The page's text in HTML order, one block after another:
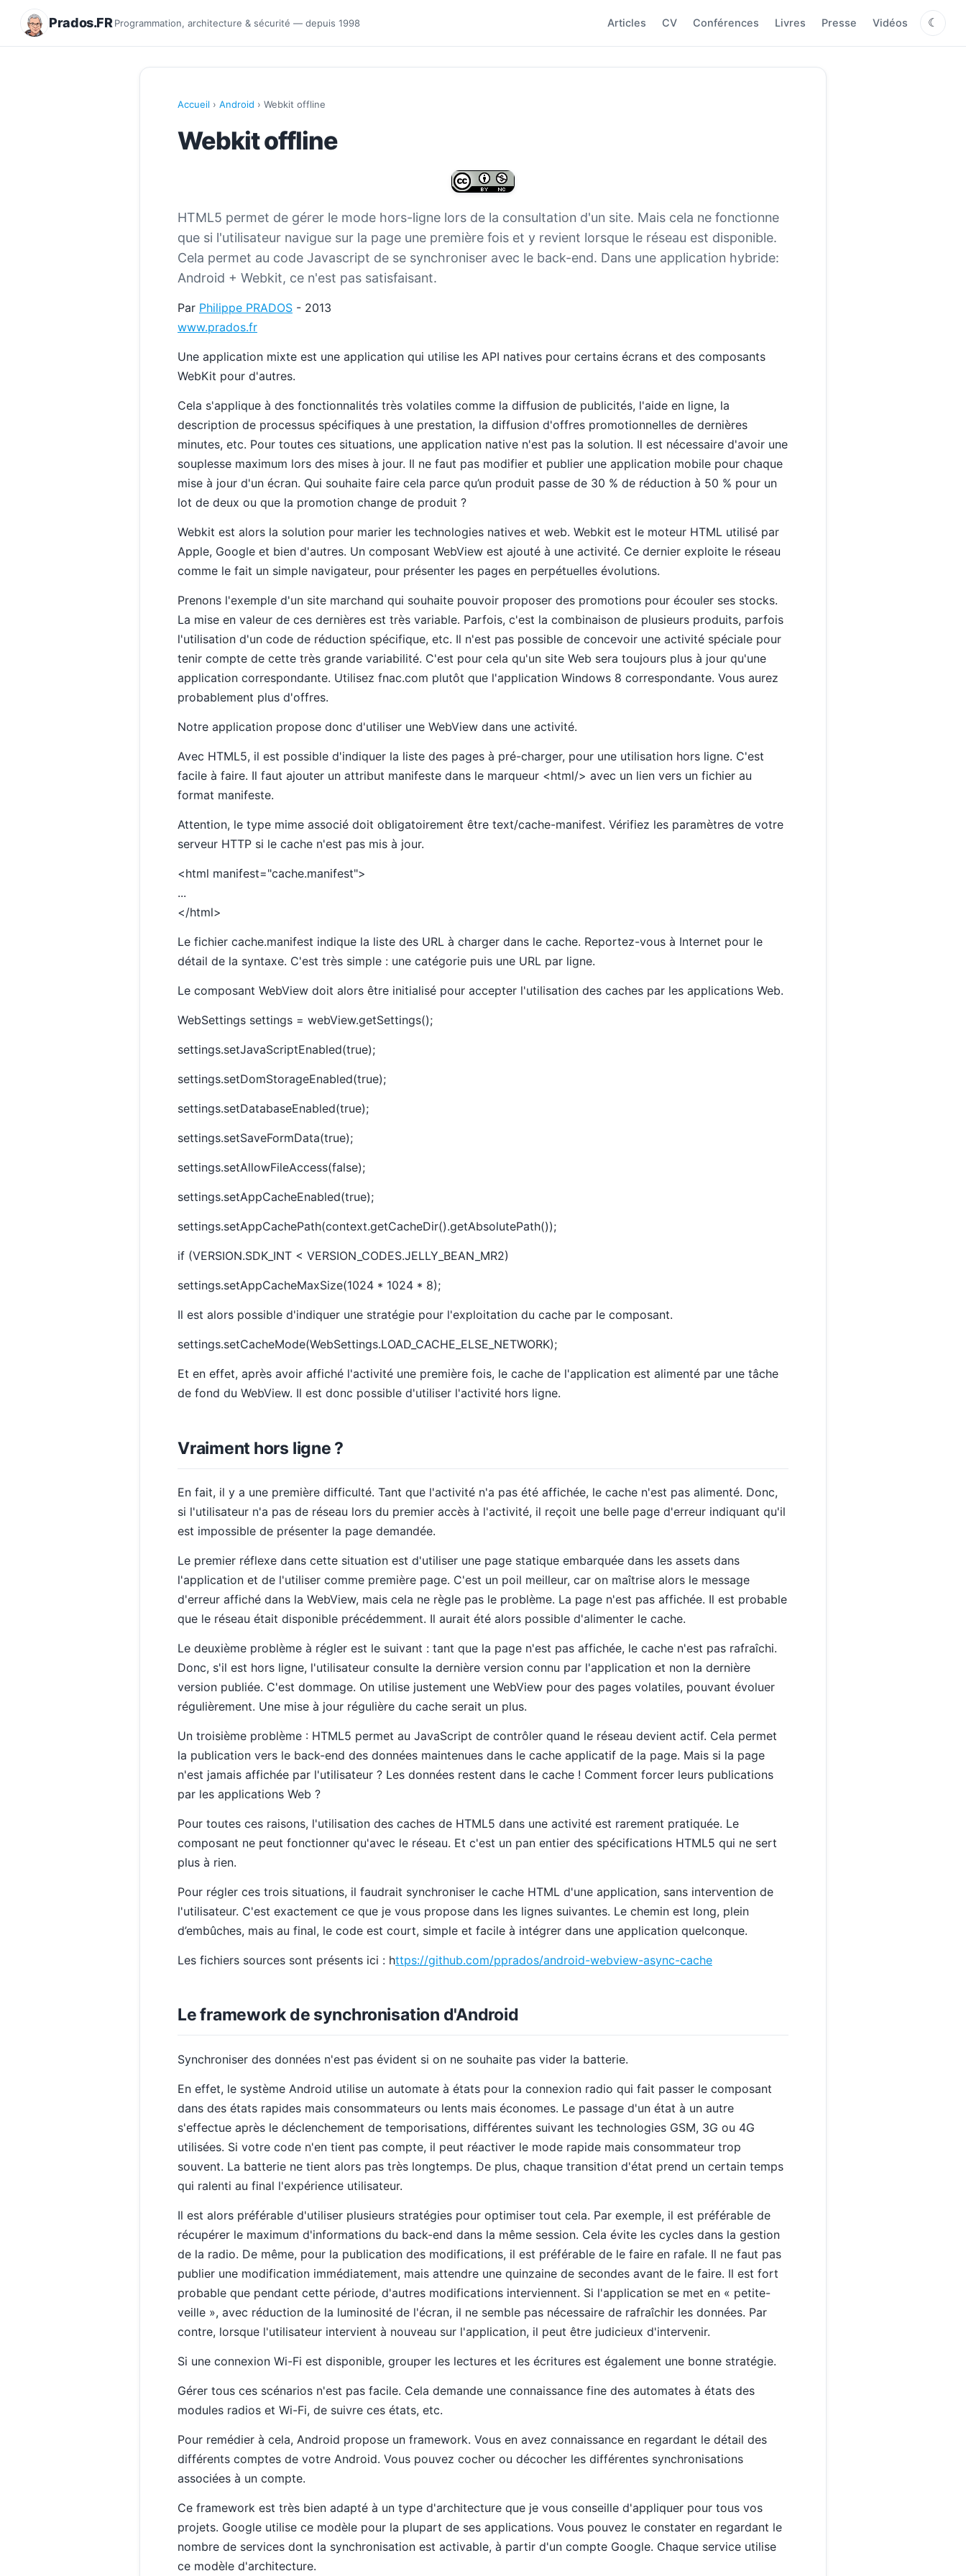
Prados.FR Programmation, architecture & sécurité — depuis 1998 Articles CV Conférences Livres Presse Vidéos ☾
Accueil › Android › Webkit offline
Webkit offline
HTML5 permet de gérer le mode hors-ligne lors de la consultation d'un site. Mais cela ne fonctionne
que si l'utilisateur navigue sur la page une première fois et y revient lorsque le réseau est disponible.
Cela permet au code Javascript de se synchroniser avec le back-end. Dans une application hybride:
Android + Webkit, ce n'est pas satisfaisant.
Par Philippe PRADOS - 2013
www.prados.fr
Une application mixte est une application qui utilise les API natives pour certains écrans et des composants
WebKit pour d'autres.
Cela s'applique à des fonctionnalités très volatiles comme la diffusion de publicités, l'aide en ligne, la
description de processus spécifiques à une prestation, la diffusion d'offres promotionnelles de dernières
minutes, etc. Pour toutes ces situations, une application native n'est pas la solution. Il est nécessaire d'avoir une
souplesse maximum lors des mises à jour. Il ne faut pas modifier et publier une application mobile pour chaque
mise à jour d'un écran. Qui souhaite faire cela parce qu’un produit passe de 30 % de réduction à 50 % pour un
lot de deux ou que la promotion change de produit ?
Webkit est alors la solution pour marier les technologies natives et web. Webkit est le moteur HTML utilisé par
Apple, Google et bien d'autres. Un composant WebView est ajouté à une activité. Ce dernier exploite le réseau
comme le fait un simple navigateur, pour présenter les pages en perpétuelles évolutions.
Prenons l'exemple d'un site marchand qui souhaite pouvoir proposer des promotions pour écouler ses stocks.
La mise en valeur de ces dernières est très variable. Parfois, c'est la combinaison de plusieurs produits, parfois
l'utilisation d'un code de réduction spécifique, etc. Il n'est pas possible de concevoir une activité spéciale pour
tenir compte de cette très grande variabilité. C'est pour cela qu'un site Web sera toujours plus à jour qu'une
application correspondante. Utilisez fnac.com plutôt que l'application Windows 8 correspondante. Vous aurez
probablement plus d'offres.
Notre application propose donc d'utiliser une WebView dans une activité.
Avec HTML5, il est possible d'indiquer la liste des pages à pré-charger, pour une utilisation hors ligne. C'est
facile à faire. Il faut ajouter un attribut manifeste dans le marqueur <html/> avec un lien vers un fichier au
format manifeste.
Attention, le type mime associé doit obligatoirement être text/cache-manifest. Vérifiez les paramètres de votre
serveur HTTP si le cache n'est pas mis à jour.
<html manifest="cache.manifest">
...
</html>
Le fichier cache.manifest indique la liste des URL à charger dans le cache. Reportez-vous à Internet pour le
détail de la syntaxe. C'est très simple : une catégorie puis une URL par ligne.
Le composant WebView doit alors être initialisé pour accepter l'utilisation des caches par les applications Web.
WebSettings settings = webView.getSettings();
settings.setJavaScriptEnabled(true);
settings.setDomStorageEnabled(true);
settings.setDatabaseEnabled(true);
settings.setSaveFormData(true);
settings.setAllowFileAccess(false);
settings.setAppCacheEnabled(true);
settings.setAppCachePath(context.getCacheDir().getAbsolutePath());
if (VERSION.SDK_INT < VERSION_CODES.JELLY_BEAN_MR2)
settings.setAppCacheMaxSize(1024 * 1024 * 8);
Il est alors possible d'indiquer une stratégie pour l'exploitation du cache par le composant.
settings.setCacheMode(WebSettings.LOAD_CACHE_ELSE_NETWORK);
Et en effet, après avoir affiché l'activité une première fois, le cache de l'application est alimenté par une tâche
de fond du WebView. Il est donc possible d'utiliser l'activité hors ligne.
Vraiment hors ligne ?
En fait, il y a une première difficulté. Tant que l'activité n'a pas été affichée, le cache n'est pas alimenté. Donc,
si l'utilisateur n'a pas de réseau lors du premier accès à l'activité, il reçoit une belle page d'erreur indiquant qu'il
est impossible de présenter la page demandée.
Le premier réflexe dans cette situation est d'utiliser une page statique embarquée dans les assets dans
l'application et de l'utiliser comme première page. C'est un poil meilleur, car on maîtrise alors le message
d'erreur affiché dans la WebView, mais cela ne règle pas le problème. La page n'est pas affichée. Il est probable
que le réseau était disponible précédemment. Il aurait été alors possible d'alimenter le cache.
Le deuxième problème à régler est le suivant : tant que la page n'est pas affichée, le cache n'est pas rafraîchi.
Donc, s'il est hors ligne, l'utilisateur consulte la dernière version connu par l'application et non la dernière
version publiée. C'est dommage. On utilise justement une WebView pour des pages volatiles, pouvant évoluer
régulièrement. Une mise à jour régulière du cache serait un plus.
Un troisième problème : HTML5 permet au JavaScript de contrôler quand le réseau devient actif. Cela permet
la publication vers le back-end des données maintenues dans le cache applicatif de la page. Mais si la page
n'est jamais affichée par l'utilisateur ? Les données restent dans le cache ! Comment forcer leurs publications
par les applications Web ?
Pour toutes ces raisons, l'utilisation des caches de HTML5 dans une activité est rarement pratiquée. Le
composant ne peut fonctionner qu'avec le réseau. Et c'est un pan entier des spécifications HTML5 qui ne sert
plus à rien.
Pour régler ces trois situations, il faudrait synchroniser le cache HTML d'une application, sans intervention de
l'utilisateur. C'est exactement ce que je vous propose dans les lignes suivantes. Le chemin est long, plein
d’embûches, mais au final, le code est court, simple et facile à intégrer dans une application quelconque.
Les fichiers sources sont présents ici : https://github.com/pprados/android-webview-async-cache
Le framework de synchronisation d'Android
Synchroniser des données n'est pas évident si on ne souhaite pas vider la batterie.
En effet, le système Android utilise un automate à états pour la connexion radio qui fait passer le composant
dans des états rapides mais consommateurs ou lents mais économes. Le passage d'un état à un autre
s'effectue après le déclenchement de temporisations, différentes suivant les technologies GSM, 3G ou 4G
utilisées. Si votre code n'en tient pas compte, il peut réactiver le mode rapide mais consommateur trop
souvent. La batterie ne tient alors pas très longtemps. De plus, chaque transition d'état prend un certain temps
qui ralenti au final l'expérience utilisateur.
Il est alors préférable d'utiliser plusieurs stratégies pour optimiser tout cela. Par exemple, il est préférable de
récupérer le maximum d'informations du back-end dans la même session. Cela évite les cycles dans la gestion
de la radio. De même, pour la publication des modifications, il est préférable de le faire en rafale. Il ne faut pas
publier une modification immédiatement, mais attendre une quinzaine de secondes avant de le faire. Il est fort
probable que pendant cette période, d'autres modifications interviennent. Si l'application se met en « petite-
veille », avec réduction de la luminosité de l'écran, il ne semble pas nécessaire de rafraîchir les données. Par
contre, lorsque l'utilisateur intervient à nouveau sur l'application, il peut être judicieux d'intervenir.
Si une connexion Wi-Fi est disponible, grouper les lectures et les écritures est également une bonne stratégie.
Gérer tous ces scénarios n'est pas facile. Cela demande une connaissance fine des automates à états des
modules radios et Wi-Fi, de suivre ces états, etc.
Pour remédier à cela, Android propose un framework. Vous en avez connaissance en regardant le détail des
différents comptes de votre Android. Vous pouvez cocher ou décocher les différentes synchronisations
associées à un compte.
Ce framework est très bien adapté à un type d'architecture que je vous conseille d'appliquer pour tous vos
projets. Google utilise ce modèle pour la plupart de ses applications. Vous pouvez le constater en regardant le
nombre de services dont la synchronisation est activable, à partir d'un compte Google. Chaque service utilise
ce modèle d'architecture.